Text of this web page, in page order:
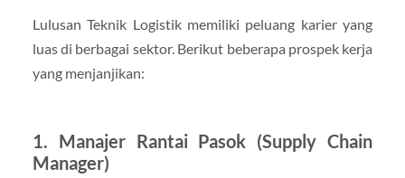
Lulusan Teknik Logistik memiliki peluang karier yang
luas di berbagai sektor. Berikut beberapa prospek kerja
yang menjanjikan:
1. Manajer Rantai Pasok (Supply Chain
Manager)